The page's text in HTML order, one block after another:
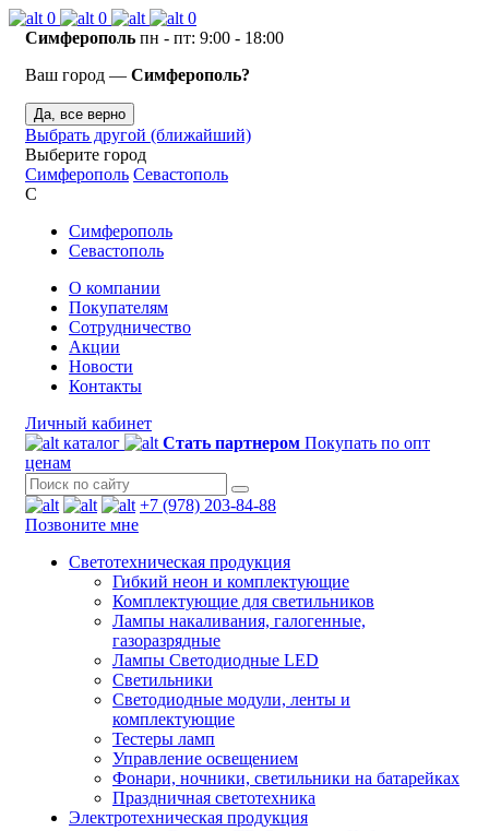
0 0
0
Симферополь пн - пт: 9:00 - 18:00
Ваш город — Симферополь?
Да, все верно
Выбрать другой (ближайший)
Выберите город
Симферополь Севастополь
С
Симферополь
Севастополь
О компании
Покупателям
Сотрудничество
Акции
Новости
Контакты
Личный кабинет
каталог
Стать партнером Покупать по опт
ценам
+7 (978) 203-84-88
Позвоните мне
Светотехническая продукция
Гибкий неон и комплектующие
Комплектующие для светильников
Лампы накаливания, галогенные,
газоразрядные
Лампы Светодиодные LED
Светильники
Светодиодные модули, ленты и
комплектующие
Тестеры ламп
Управление освещением
Фонари, ночники, светильники на батарейках
Праздничная светотехника
Электротехническая продукция